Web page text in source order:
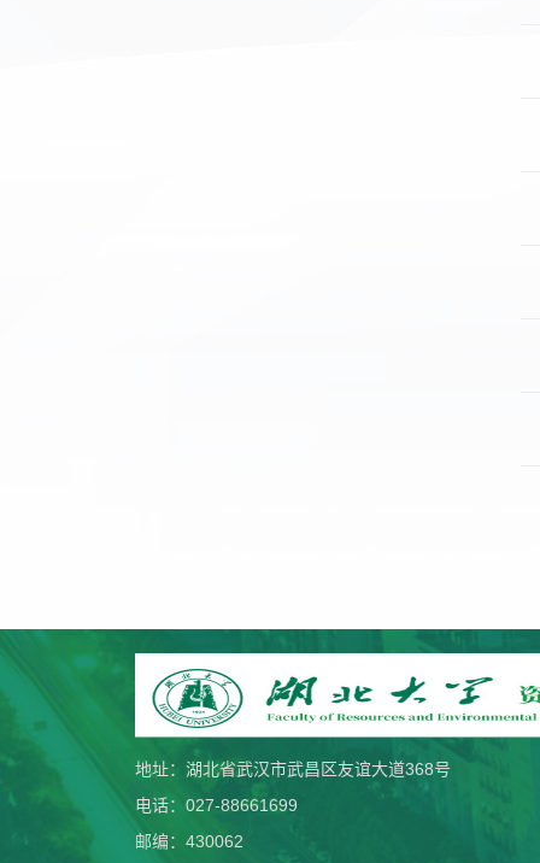
地址：湖北省武汉市武昌区友谊大道368号
电话：027-88661699
邮编：430062